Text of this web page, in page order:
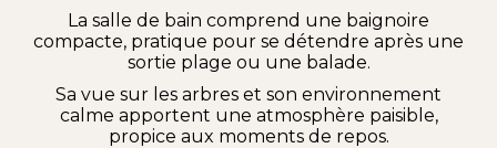
La salle de bain comprend une baignoire
compacte, pratique pour se détendre après une
sortie plage ou une balade.
Sa vue sur les arbres et son environnement
calme apportent une atmosphère paisible,
propice aux moments de repos.